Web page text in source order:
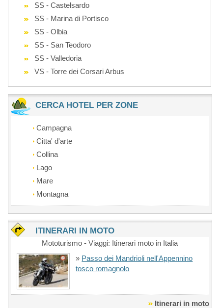
SS - Castelsardo
SS - Marina di Portisco
SS - Olbia
SS - San Teodoro
SS - Valledoria
VS - Torre dei Corsari Arbus
CERCA HOTEL PER ZONE
Campagna
Citta' d'arte
Collina
Lago
Mare
Montagna
ITINERARI IN MOTO
Mototurismo - Viaggi: Itinerari moto in Italia
» Passo dei Mandrioli nell'Appennino
tosco romagnolo
Itinerari in moto